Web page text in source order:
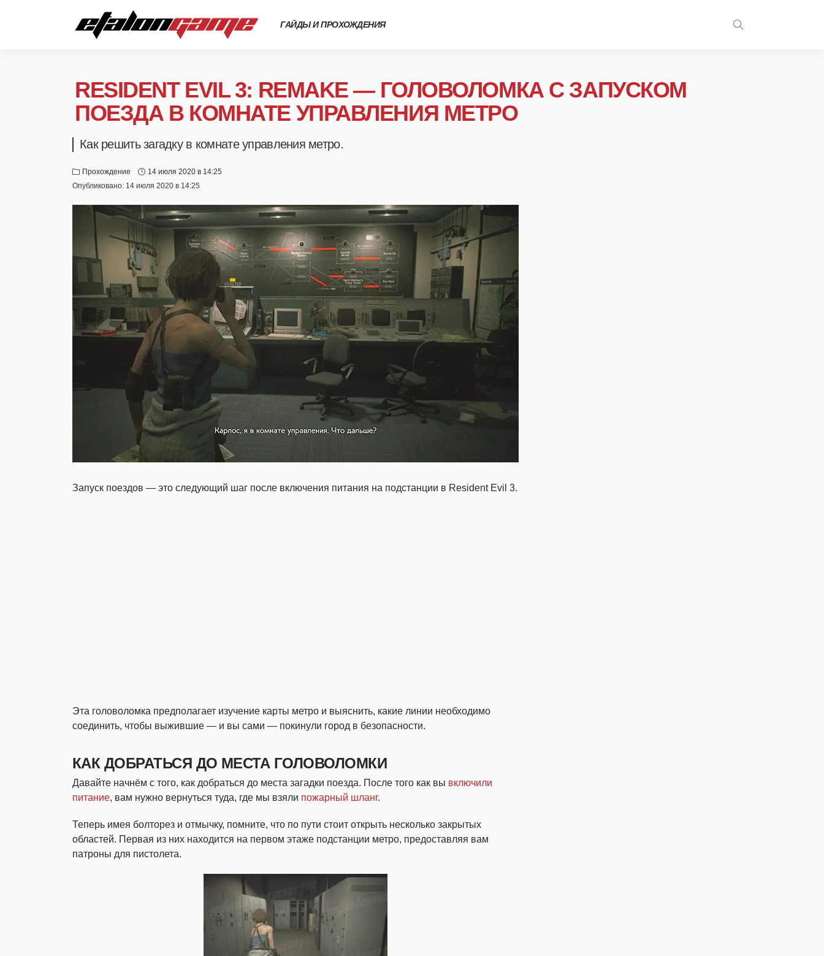
ГАЙДЫ И ПРОХОЖДЕНИЯ
RESIDENT EVIL 3: REMAKE — ГОЛОВОЛОМКА С ЗАПУСКОМ
ПОЕЗДА В КОМНАТЕ УПРАВЛЕНИЯ МЕТРО
Как решить загадку в комнате управления метро.
Прохождение
14 июля 2020 в 14:25
Опубликовано: 14 июля 2020 в 14:25
Запуск поездов — это следующий шаг после включения питания на подстанции в Resident Evil 3.
Эта головоломка предполагает изучение карты метро и выяснить, какие линии необходимо
соединить, чтобы выжившие — и вы сами — покинули город в безопасности.
КАК ДОБРАТЬСЯ ДО МЕСТА ГОЛОВОЛОМКИ
Давайте начнём с того, как добраться до места загадки поезда. После того как вы включили
питание, вам нужно вернуться туда, где мы взяли пожарный шланг.
Теперь имея болторез и отмычку, помните, что по пути стоит открыть несколько закрытых
областей. Первая из них находится на первом этаже подстанции метро, предоставляя вам
патроны для пистолета.